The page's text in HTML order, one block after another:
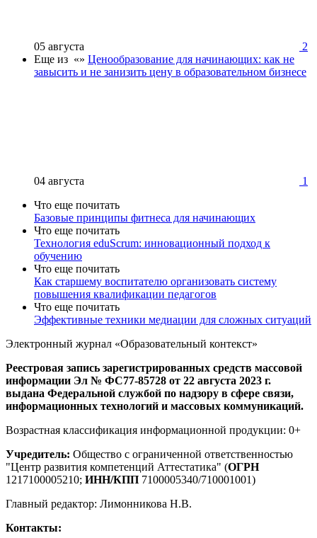
05 августа
2
Еще из «» Ценообразование для начинающих: как не
завысить и не занизить цену в образовательном бизнесе
04 августа
1
Что еще почитать
Базовые принципы фитнеса для начинающих
Что еще почитать
Технология eduScrum: инновационный подход к
обучению
Что еще почитать
Как старшему воспитателю организовать систему
повышения квалификации педагогов
Что еще почитать
Эффективные техники медиации для сложных ситуаций
Электронный журнал «Образовательный контекст»
Реестровая запись зарегистрированных средств массовой
информации Эл № ФС77-85728 от 22 августа 2023 г.
выдана Федеральной службой по надзору в сфере связи,
информационных технологий и массовых коммуникаций.
Возрастная классификация информационной продукции: 0+
Учредитель: Общество с ограниченной ответственностью
"Центр развития компетенций Аттестатика" (ОГРН
1217100005210; ИНН/КПП 7100005340/710001001)
Главный редактор: Лимонникова Н.В.
Контакты: